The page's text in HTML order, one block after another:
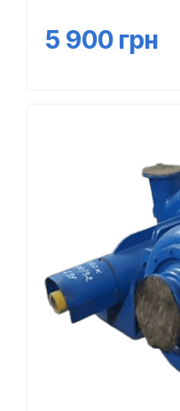
5 900 грн